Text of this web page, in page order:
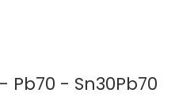
Pb70 - Sn30Pb70